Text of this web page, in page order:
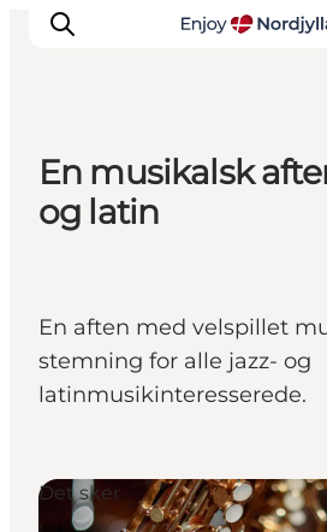
Oplevelser og aktiviteter
Planlæg din tur
Det sker
For børn
En musikalsk
og latin
En aften med velspillet
stemning for alle jazz- og
latinmusikinteresserede.
Det sker